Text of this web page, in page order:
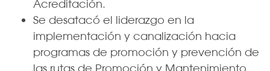
Acreditación.
Se desatacó el liderazgo en la
implementación y canalización hacia
programas de promoción y prevención de
las rutas de Promoción y Mantenimiento